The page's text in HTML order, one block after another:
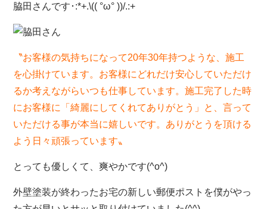
脇田さんです･:*+.\(( °ω° ))/.:+
〝お客様の気持ちになって20年30年持つような、施工
を心掛けています。 お客様にどれだけ安心していただけ
るか考えながらいつも仕事しています。施工完了した時
にお客様に「綺麗にしてくれてありがとう」と、言って
いただける事が本当に嬉しいです。ありがとうを頂ける
よう日々頑張っています〟
とっても優しくて、爽やかです(^o^)
外壁塗装が終わったお宅の新しい郵便ポストを僕がやっ